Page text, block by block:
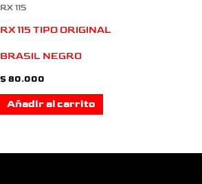
RX 115
RX 115 TIPO ORIGINAL
BRASIL NEGRO
$ 80.000
Añadir al carrito